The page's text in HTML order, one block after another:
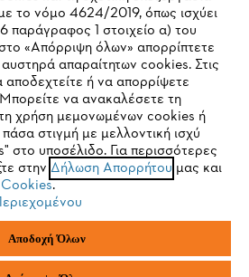
Νομικό κείμενο Cookies
A.E
WIRD NICHT
den wir noch nicht unterstützen. Für
Seite empfehlen wir Ihnen, zu
zu wechseln:
Chrome
το νόμο 4624/2019, όπως ισχύει
παράγραφος 1 στοιχείο α) του
«Απόρριψη όλων» απορρίπτετε
απαραίτητων cookies. Στις
αποδεχτείτε ή να απορρίψετε
να ανακαλέσετε τη
χρήση μεμονωμένων cookies ή
στιγμή με μελλοντική ισχύ
στο υποσέλιδο. Για περισσότερες
στην Δήλωση Απορρήτου μας και
.
Αποδοχή Όλων